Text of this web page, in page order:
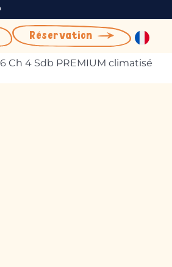
Réservation
Ch 4 Sdb PREMIUM climatisé